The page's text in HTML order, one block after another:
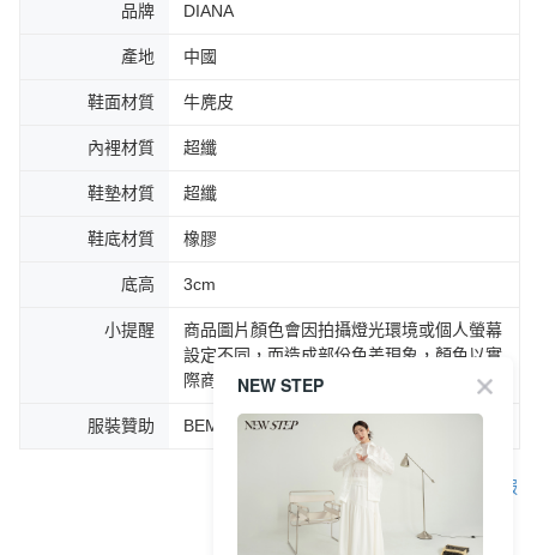
品牌 DIANA
產地 中國
鞋面材質 牛麂皮
內裡材質 超纖
鞋墊材質 超纖
鞋底材質 橡膠
底高 3cm
小提醒
商品圖片顏色會因拍攝燈光環境或個人螢幕
設定不同，而造成部份色差現象，顏色以實
際商品為主。
服裝贊助 BEMOOD(bemood.pse.is/DAINA)
客服
NEW STEP